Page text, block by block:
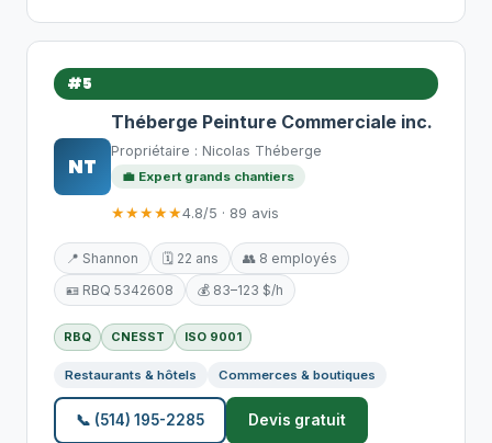
#5
NT
Théberge Peinture Commerciale inc.
Propriétaire : Nicolas Théberge
💼 Expert grands chantiers
★★★★★4.8/5 · 89 avis
📍 Shannon 🗓️ 22 ans
👥 8 employés
🪪 RBQ 5342608
💰 83–123 $/h
RBQ CNESST ISO 9001
Restaurants & hôtels Commerces & boutiques
📞 (514) 195-2285 Devis gratuit